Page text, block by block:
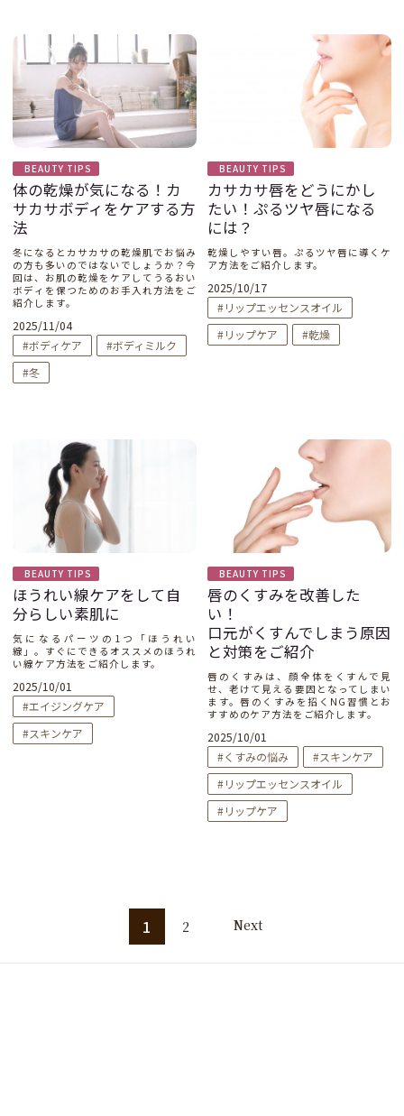
BEAUTY TIPS
体の乾燥が気になる！カ
サカサボディをケアする方
法
冬になるとカサカサの乾燥肌でお悩み
の方も多いのではないでしょうか？今
回は、お肌の乾燥をケアしてうるおい
ボディを保つためのお手入れ方法をご
紹介します。
2025/11/04
ボディケア
ボディミルク
冬
BEAUTY TIPS
カサカサ唇をどうにかし
たい！ぷるツヤ唇になる
には？
乾燥しやすい唇。ぷるツヤ唇に導くケ
ア方法をご紹介します。
2025/10/17
リップエッセンスオイル
リップケア
乾燥
BEAUTY TIPS
ほうれい線ケアをして自
分らしい素肌に
気になるパーツの1つ「ほうれい
線」。すぐにできるオススメのほうれ
い線ケア方法をご紹介します。
2025/10/01
エイジングケア
スキンケア
BEAUTY TIPS
唇のくすみを改善した
い！
口元がくすんでしまう原因
と対策をご紹介
唇のくすみは、顔全体をくすんで見
せ、老けて見える要因となってしまい
ます。唇のくすみを招くNG習慣とお
すすめのケア方法をご紹介します。
2025/10/01
くすみの悩み
スキンケア
リップエッセンスオイル
リップケア
1 2 Next